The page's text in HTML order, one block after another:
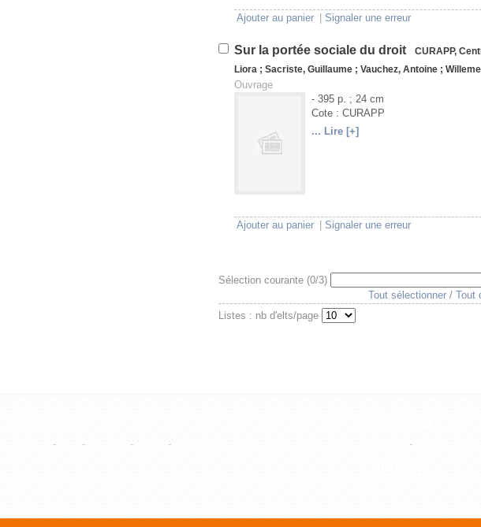
Ajouter au panier Signaler une erreur
Sur la portée sociale du droit CURAPP,
Liora ; Sacriste, Guillaume ; Vauchez, Antoine ;
Ouvrage
U
V
- 395 p. ; 24 cm
Cote : CURAPP
... Lire [+]
Ajouter au panier Signaler une erreur
Sélection courante (0/3)
Tout sélectionner / Tout
Listes : nb d'elts/page
- - - - -